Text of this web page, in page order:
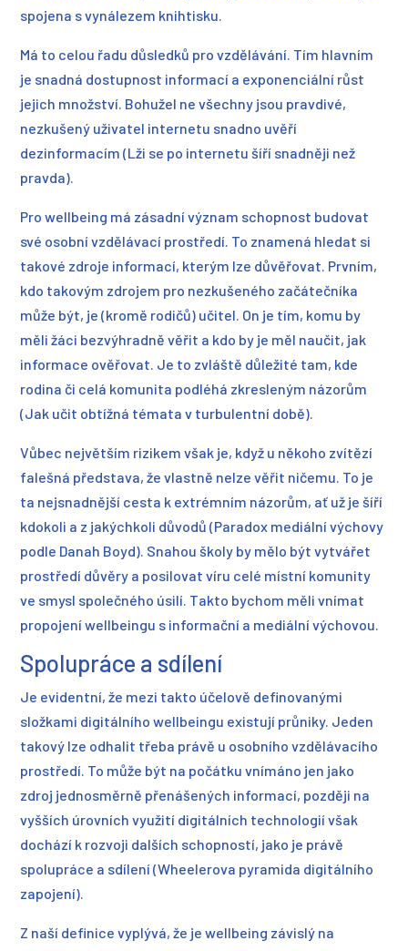
spojena s vynálezem knihtisku.
Má to celou řadu důsledků pro vzdělávání. Tím hlavním
je snadná dostupnost informací a exponenciální růst
jejich množství. Bohužel ne všechny jsou pravdivé,
nezkušený uživatel internetu snadno uvěří
dezinformacím (Lži se po internetu šíří snadněji než
pravda).
Pro wellbeing má zásadní význam schopnost budovat
své osobní vzdělávací prostředí. To znamená hledat si
takové zdroje informací, kterým lze důvěřovat. Prvním,
kdo takovým zdrojem pro nezkušeného začátečníka
může být, je (kromě rodičů) učitel. On je tím, komu by
měli žáci bezvýhradně věřit a kdo by je měl naučit, jak
informace ověřovat. Je to zvláště důležité tam, kde
rodina či celá komunita podléhá zkresleným názorům
(Jak učit obtížná témata v turbulentní době).
Vůbec největším rizikem však je, když u někoho zvítězí
falešná představa, že vlastně nelze věřit ničemu. To je
ta nejsnadnější cesta k extrémním názorům, ať už je šíří
kdokoli a z jakýchkoli důvodů (Paradox mediální výchovy
podle Danah Boyd). Snahou školy by mělo být vytvářet
prostředí důvěry a posilovat víru celé místní komunity
ve smysl společného úsilí. Takto bychom měli vnímat
propojení wellbeingu s informační a mediální výchovou.
Spolupráce a sdílení
Je evidentní, že mezi takto účelově definovanými
složkami digitálního wellbeingu existují průniky. Jeden
takový lze odhalit třeba právě u osobního vzdělávacího
prostředí. To může být na počátku vnímáno jen jako
zdroj jednosměrně přenášených informací, později na
vyšších úrovních využití digitálních technologií však
dochází k rozvoji dalších schopností, jako je právě
spolupráce a sdílení (Wheelerova pyramida digitálního
zapojení).
Z naší definice vyplývá, že je wellbeing závislý na